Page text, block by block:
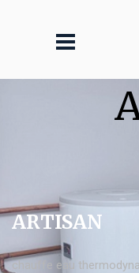
ARTISAN
chauffe eau